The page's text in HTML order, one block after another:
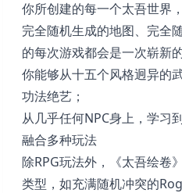
你所创建的每一个太吾世
完全随机生成的地图、完全
的每次游戏都会是一次崭新的
你能够从十五个风格迥异的
功法绝艺；
从几乎任何NPC身上，学习
融合多种玩法
除RPG玩法外，《太吾绘卷
类型，如充满随机冲突的